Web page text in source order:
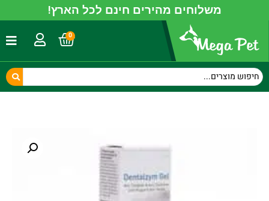
משלוחים מהירים חינם לכל הארץ!
0